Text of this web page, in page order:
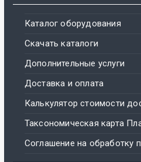
Каталог оборудования
Скачать каталоги
Дополнительные услуги
Доставка и оплата
Калькулятор стоимости
Таксономическая карта
Соглашение на обработку